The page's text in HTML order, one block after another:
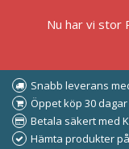
Nu har vi stor
Snabb leverans
Öppet köp 30 dagar
Betala säkert med
Hämta produkter